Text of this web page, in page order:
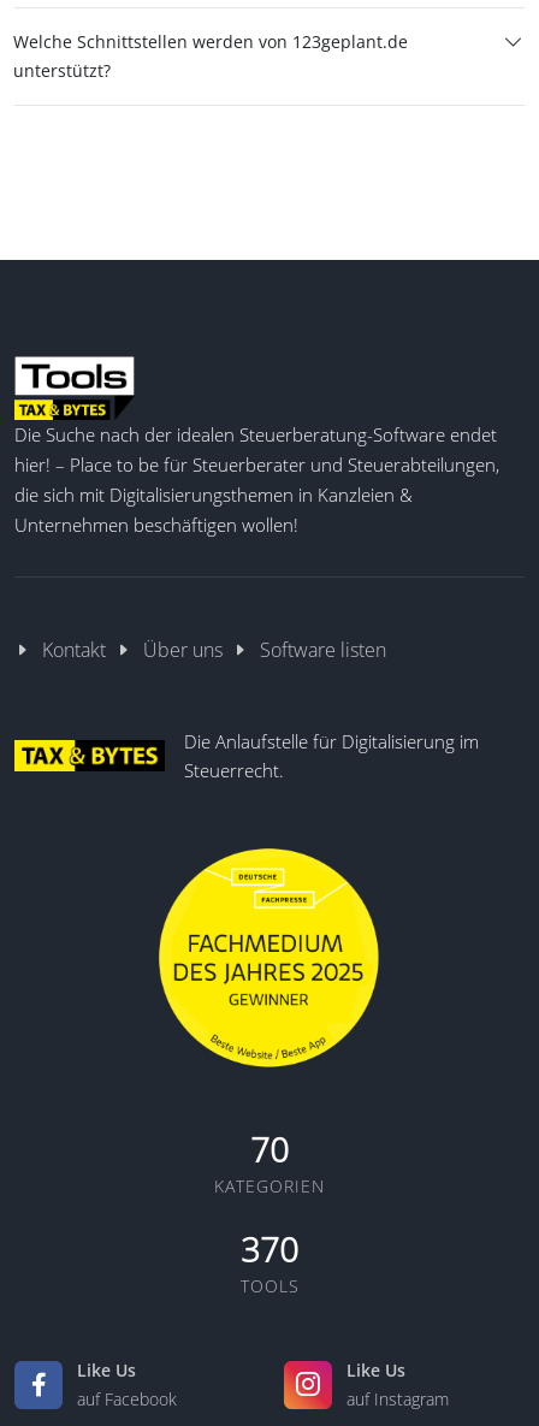
Welche Schnittstellen werden von 123geplant.de
unterstützt?
Die Suche nach der idealen Steuerberatung-Software endet
hier! – Place to be für Steuerberater und Steuerabteilungen,
die sich mit Digitalisierungsthemen in Kanzleien &
Unternehmen beschäftigen wollen!
Kontakt Über uns Software listen
Die Anlaufstelle für Digitalisierung im
Steuerrecht.
70
KATEGORIEN
370
TOOLS
Like Us
auf Facebook
Like Us
auf Instagram